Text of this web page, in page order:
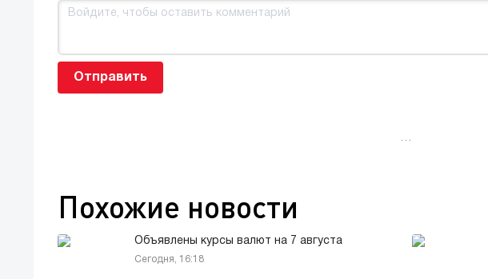
Отправить
…
Похожие новости
Объявлены курсы валют на 7 августа
Сегодня, 16:18